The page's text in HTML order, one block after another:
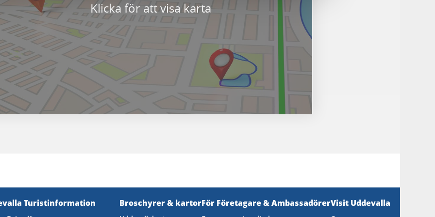
Klicka för att visa karta
Turistinformation Broschyrer & kartorFör Företagare & AmbassadörerVisit Uddevalla